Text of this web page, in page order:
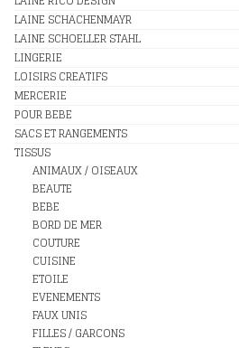
LAINE SCHACHENMAYR
LAINE SCHOELLER STAHL
LINGERIE
LOISIRS CREATIFS
MERCERIE
POUR BEBE
SACS ET RANGEMENTS
TISSUS
ANIMAUX / OISEAUX
BEAUTE
BEBE
BORD DE MER
COUTURE
CUISINE
ETOILE
EVENEMENTS
FAUX UNIS
FILLES / GARCONS